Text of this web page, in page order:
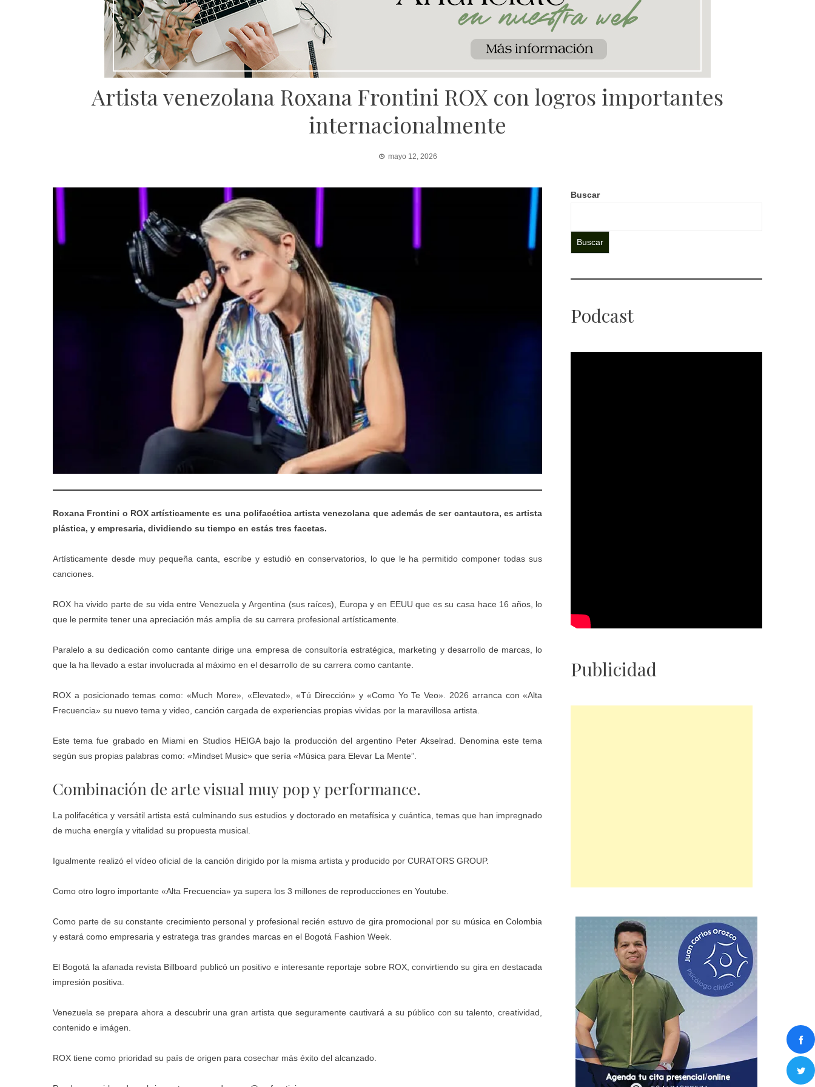
Artista venezolana Roxana Frontini ROX con logros importantes
internacionalmente
mayo 12, 2026
Roxana Frontini o ROX artísticamente es una polifacética artista venezolana que además de ser cantautora, es artista
plástica, y empresaria, dividiendo su tiempo en estás tres facetas.
Artísticamente desde muy pequeña canta, escribe y estudió en conservatorios, lo que le ha permitido componer todas sus
canciones.
ROX ha vivido parte de su vida entre Venezuela y Argentina (sus raíces), Europa y en EEUU que es su casa hace 16 años, lo
que le permite tener una apreciación más amplia de su carrera profesional artísticamente.
Paralelo a su dedicación como cantante dirige una empresa de consultoría estratégica, marketing y desarrollo de marcas, lo
que la ha llevado a estar involucrada al máximo en el desarrollo de su carrera como cantante.
ROX a posicionado temas como: «Much More», «Elevated», «Tú Dirección» y «Como Yo Te Veo». 2026 arranca con «Alta
Frecuencia» su nuevo tema y video, canción cargada de experiencias propias vividas por la maravillosa artista.
Este tema fue grabado en Miami en Studios HEIGA bajo la producción del argentino Peter Akselrad. Denomina este tema
según sus propias palabras como: «Mindset Music» que sería «Música para Elevar La Mente”.
Combinación de arte visual muy pop y performance.
La polifacética y versátil artista está culminando sus estudios y doctorado en metafísica y cuántica, temas que han impregnado
de mucha energía y vitalidad su propuesta musical.
Igualmente realizó el vídeo oficial de la canción dirigido por la misma artista y producido por CURATORS GROUP.
Como otro logro importante «Alta Frecuencia» ya supera los 3 millones de reproducciones en Youtube.
Como parte de su constante crecimiento personal y profesional recién estuvo de gira promocional por su música en Colombia
y estará como empresaria y estratega tras grandes marcas en el Bogotá Fashion Week.
El Bogotá la afanada revista Billboard publicó un positivo e interesante reportaje sobre ROX, convirtiendo su gira en destacada
impresión positiva.
Venezuela se prepara ahora a descubrir una gran artista que seguramente cautivará a su público con su talento, creatividad,
contenido e imágen.
ROX tiene como prioridad su país de origen para cosechar más éxito del alcanzado.
Buscar
Buscar
Podcast
Publicidad